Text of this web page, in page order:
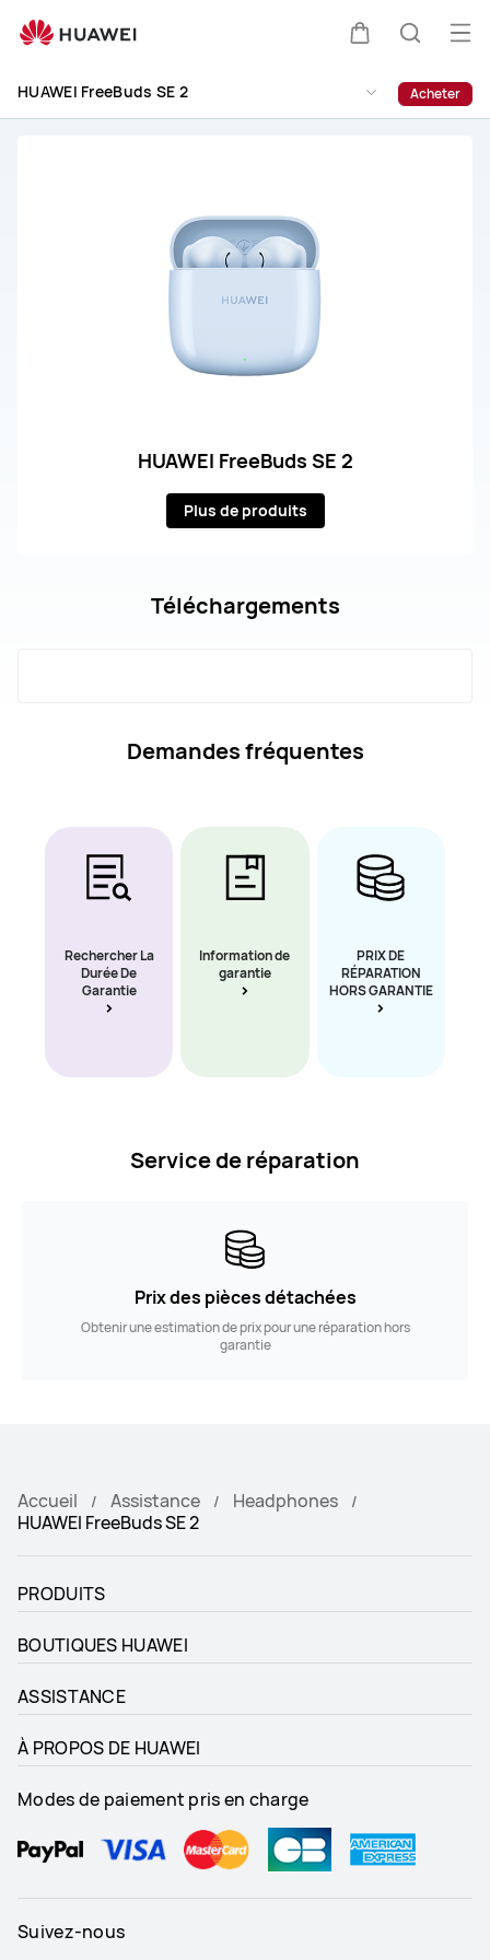
FreeBuds
Assistance
le
HUAWEI FreeBuds SE 2 Acheter
HUAWEI FreeBuds SE 2
Plus de produits
Téléchargements
Demandes fréquentes
Rechercher La
Durée De
Garantie
Information de
garantie
PRIX DE
RÉPARATION
HORS GARANTIE
Service de réparation
Prix des pièces détachées
Obtenir une estimation de prix pour une réparation hors
garantie
Accueil Assistance
Headphones
HUAWEI FreeBuds SE 2
PRODUITS
BOUTIQUES HUAWEI
ASSISTANCE
À PROPOS DE HUAWEI
Modes de paiement pris en charge
Suivez-nous